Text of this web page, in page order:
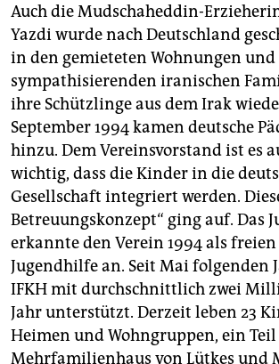
Auch die Mudschaheddin-
Yazdi wurde nach Deutschland
in den gemieteten Wohnungen und
sympathisierenden iranischen
ihre Schützlinge aus dem Irak
September 1994 kamen deutsche
hinzu. Dem Vereinsvorstand ist es
wichtig, dass die Kinder in die
Gesellschaft integriert werden.
Betreuungskonzept“ ging auf. Das
erkannte den Verein 1994 als
Jugendhilfe an. Seit Mai folgenden
IFKH mit durchschnittlich zwei
Jahr unterstützt. Derzeit leben 23
Heimen und Wohngruppen, ein
Mehrfamilienhaus von Lütkes und